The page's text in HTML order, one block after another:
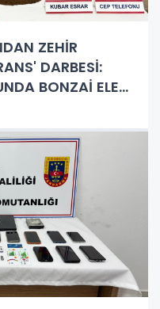
ZEHİR
DARBESİ:
BONZAİ ELE